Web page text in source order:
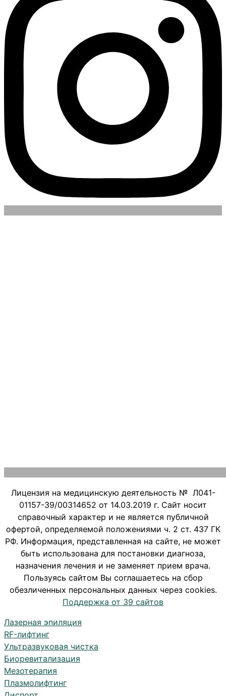
Лицензия на медицинскую деятельность № Л041-
01157-39/00314652 от 14.03.2019 г. Cайт носит
справочный характер и не является публичной
офертой, определяемой положениями ч. 2 ст. 437 ГК
РФ. Информация, представленная на сайте, не может
быть использована для постановки диагноза,
назначения лечения и не заменяет прием врача.
Пользуясь сайтом Вы соглашаетесь на сбор
обезличенных персональных данных через cookies.
Поддержка от 39 сайтов
Лазерная эпиляция
RF-лифтинг
Ультразвуковая чистка
Биоревитализация
Мезотерапия
Плазмолифтинг